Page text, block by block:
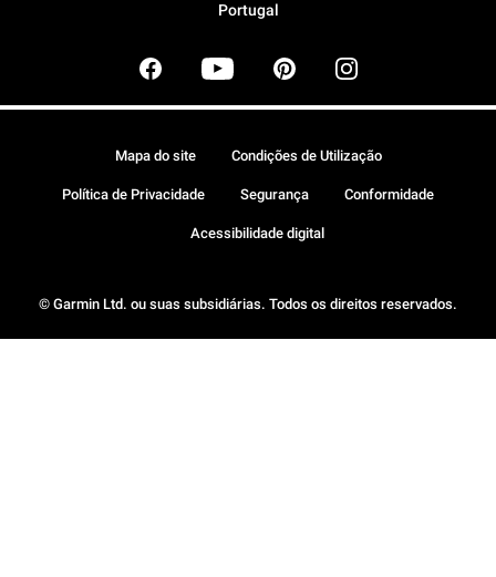
Portugal
© Garmin Ltd. ou suas subsidiárias. Todos os direitos reservados.
Mapa do site Condições de Utilização
Política de Privacidade Segurança Conformidade
Acessibilidade digital